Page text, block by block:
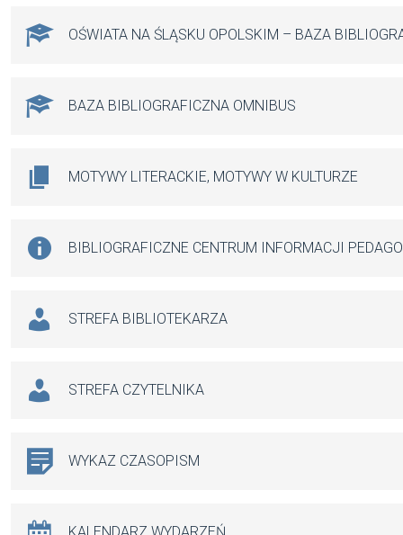
OŚWIATA NA ŚLĄSKU OPOLSKIM – BAZA
BAZA BIBLIOGRAFICZNA OMNIBUS
MOTYWY LITERACKIE, MOTYWY W KULTURZE
BIBLIOGRAFICZNE CENTRUM INFORMACJI
STREFA BIBLIOTEKARZA
STREFA CZYTELNIKA
WYKAZ CZASOPISM